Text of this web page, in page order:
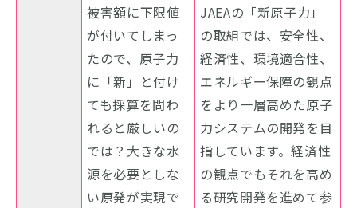
被害額に下限値
が付いてしまっ
たので、原子力
に「新」と付け
ても採算を問わ
れると厳しいの
では？大きな水
源を必要としな
い原発が実現で
JAEAの「新原子力」
の取組では、安全性、
経済性、環境適合性、
エネルギー保障の観点
をより一層高めた原子
力システムの開発を目
指しています。経済性
の観点でもそれを高め
る研究開発を進めて参